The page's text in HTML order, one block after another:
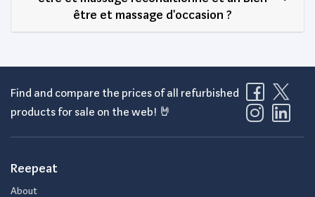
être et massage d'occasion ?
Find and compare the prices of all refurbished
products for sale on the web! 🤘
Reepeat
About